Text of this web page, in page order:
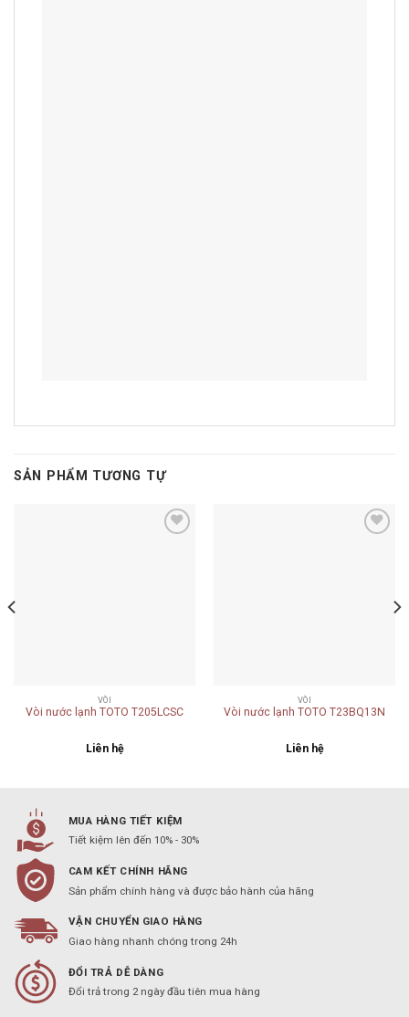
SẢN PHẨM TƯƠNG TỰ
VÒI
Vòi nước lạnh TOTO T205LCSC
Liên hệ
VÒI
Vòi nước lạnh TOTO T23BQ13N
Liên hệ
MUA HÀNG TIẾT KIỆM
Tiết kiệm lên đến 10% - 30%
CAM KẾT CHÍNH HÃNG
Sản phẩm chính hàng và được bảo hành của hãng
VẬN CHUYỂN GIAO HÀNG
Giao hàng nhanh chóng trong 24h
ĐỔI TRẢ DỄ DÀNG
Đổi trả trong 2 ngày đầu tiên mua hàng